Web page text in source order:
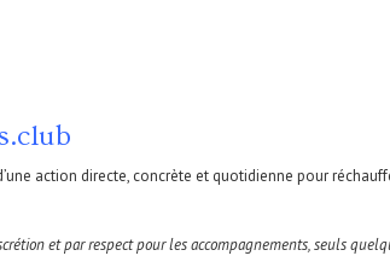
action directe, concrète et quotidienne pour
et par respect pour les accompagnements, seuls